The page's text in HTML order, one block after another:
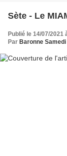
Sète - Le
Publié le 14/07/2021
Par Baronne Samedi